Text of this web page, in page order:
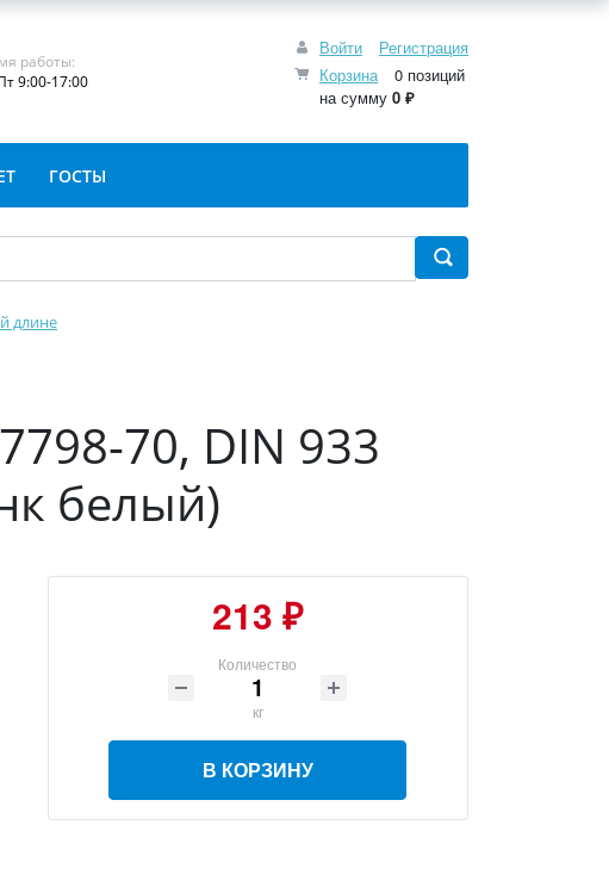
Войти
Регистрация
Корзина
0 позиций
на сумму 0 ₽
работы:
9:00-17:00
ГОСТЫ
длине
70, DIN 933
белый)
213 ₽
Количество
кг
В КОРЗИНУ